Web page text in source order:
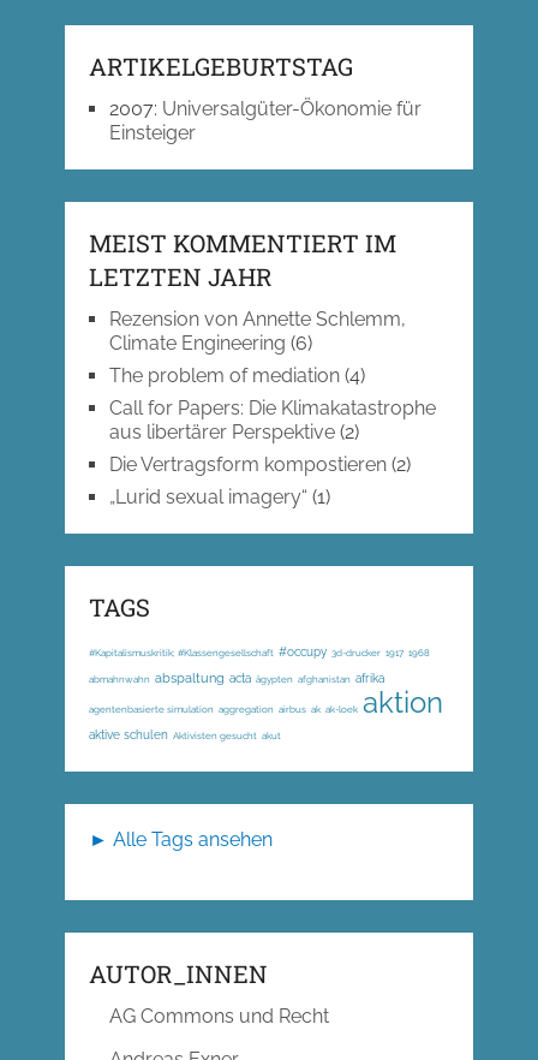
ARTIKELGEBURTSTAG
2007: Universalgüter-Ökonomie für
Einsteiger
MEIST KOMMENTIERT IM
LETZTEN JAHR
Rezension von Annette Schlemm,
Climate Engineering (6)
The problem of mediation(4)
Call for Papers: Die Klimakatastrophe
aus libertärer Perspektive(2)
Die Vertragsform kompostieren(2)
„Lurid sexual imagery“ (1)
TAGS
#Kapitalismuskritik; #Klassengesellschaft #occupy 3d-drucker 1917 1968
abmahnwahn abspaltung acta ägypten afghanistan afrika
agentenbasierte simulation aggregation airbus ak ak-loek aktion
aktive schulen Aktivisten gesucht akut
► Alle Tags ansehen
AUTOR_INNEN
AG Commons und Recht